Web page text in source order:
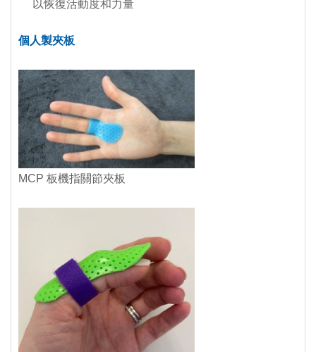
以恢復活動度和力量
個人製夾板
MCP 板機指關節夾板